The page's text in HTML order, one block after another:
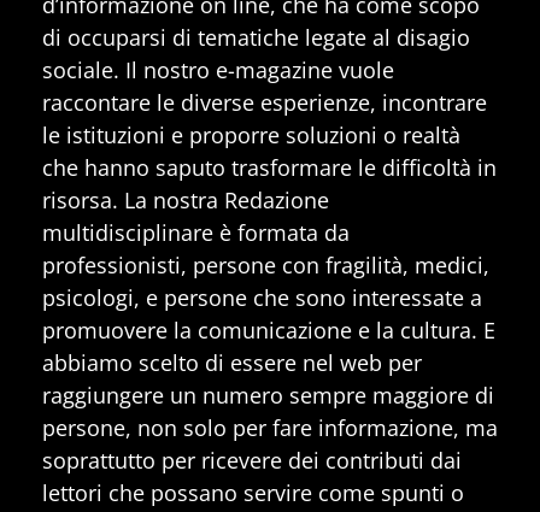
di occuparsi di tematiche legate al disagio
sociale. Il nostro e-magazine vuole
raccontare le diverse esperienze, incontrare
le istituzioni e proporre soluzioni o realtà
che hanno saputo trasformare le difficoltà in
risorsa. La nostra Redazione
multidisciplinare è formata da
professionisti, persone con fragilità, medici,
psicologi, e persone che sono interessate a
promuovere la comunicazione e la cultura. E
abbiamo scelto di essere nel web per
raggiungere un numero sempre maggiore di
persone, non solo per fare informazione, ma
soprattutto per ricevere dei contributi dai
lettori che possano servire come spunti o